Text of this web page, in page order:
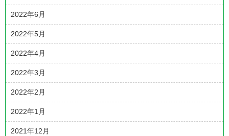
2022年6月
2022年5月
2022年4月
2022年3月
2022年2月
2022年1月
2021年12月